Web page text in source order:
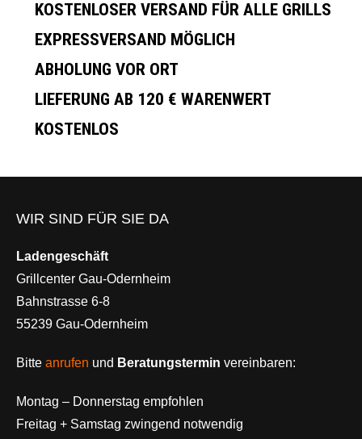
KOSTENLOSER VERSAND FÜR ALLE GRILLS
EXPRESSVERSAND MÖGLICH
ABHOLUNG VOR ORT
LIEFERUNG AB 120 € WARENWERT
KOSTENLOS
WIR SIND FÜR SIE DA
Ladengeschäft
Grillcenter Gau-Odernheim
Bahnstrasse 6-8
55239 Gau-Odernheim
Bitte anrufen und Beratungstermin vereinbaren:
Montag – Donnerstag empfohlen
Freitag + Samstag zwingend notwendig